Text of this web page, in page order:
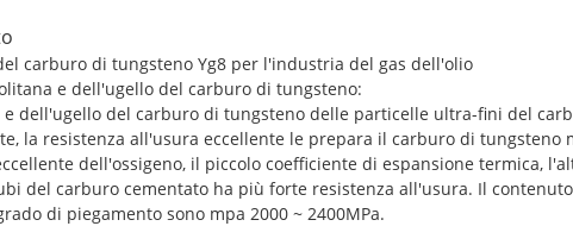
carburo di tungsteno Yg8 per l'industria del gas dell'olio
e dell'ugello del carburo di tungsteno:
dell'ugello del carburo di tungsteno delle particelle ultra-fini del
la resistenza all'usura eccellente le prepara il carburo di
dell'ossigeno, il piccolo coefficiente di espansione termica,
del carburo cementato ha più forte resistenza all'usura. Il
di piegamento sono mpa 2000 ~ 2400MPa.